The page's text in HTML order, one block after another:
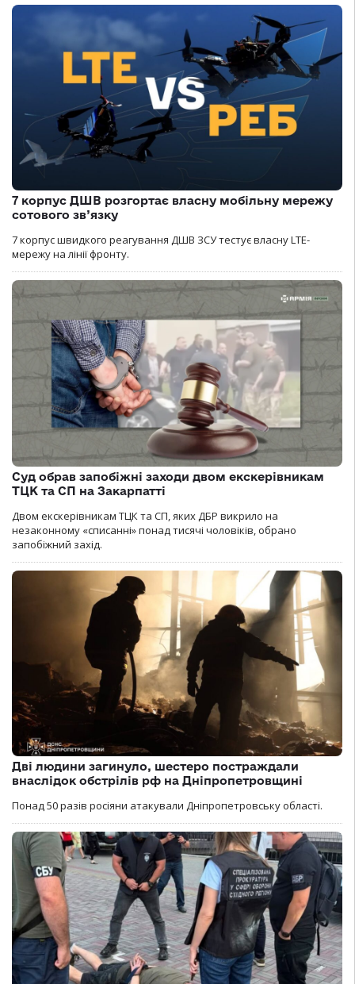
7 корпус ДШВ розгортає власну мобільну мережу
сотового зв’язку
7 корпус швидкого реагування ДШВ ЗСУ тестує власну LTE-
мережу на лінії фронту.
Суд обрав запобіжні заходи двом екскерівникам
ТЦК та СП на Закарпатті
Двом екскерівникам ТЦК та СП, яких ДБР викрило на
незаконному «списанні» понад тисячі чоловіків, обрано
запобіжний захід.
Дві людини загинуло, шестеро постраждали
внаслідок обстрілів рф на Дніпропетровщині
Понад 50 разів росіяни атакували Дніпропетровську області.